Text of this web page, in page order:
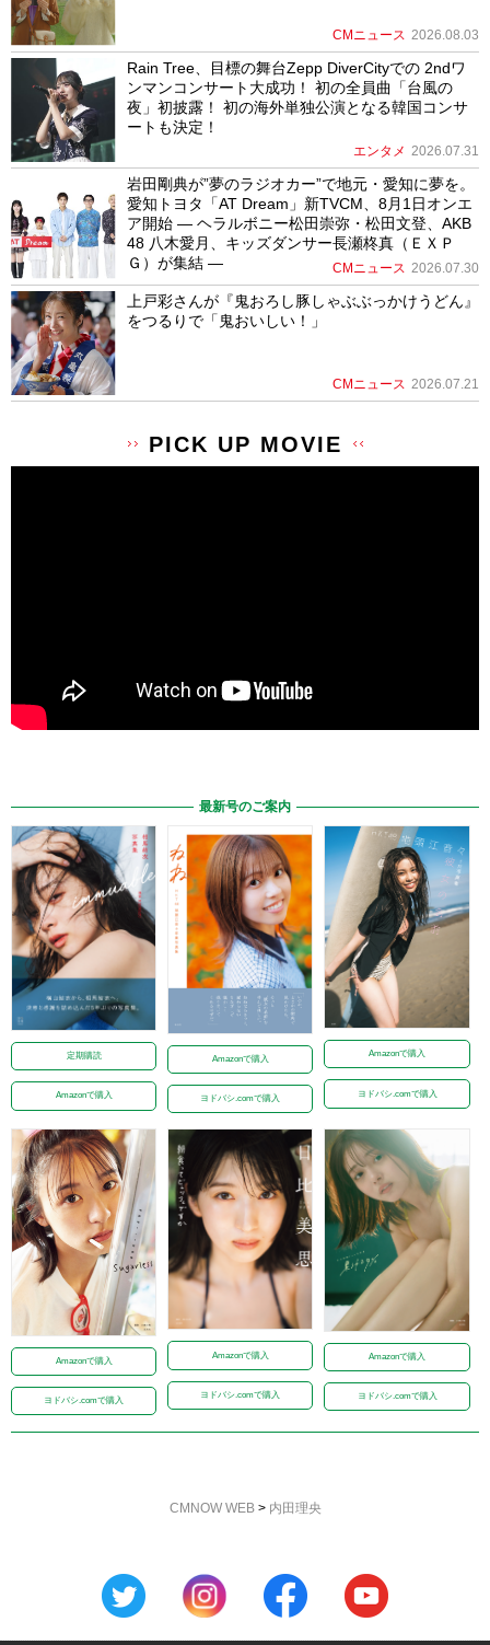
CMニュース 2026.08.03
Rain Tree、目標の舞台Zepp DiverCityでの 2ndワ
ンマンコンサート大成功！ 初の全員曲「台風の
夜」初披露！ 初の海外単独公演となる韓国コンサ
ートも決定！
エンタメ 2026.07.31
岩田剛典が”夢のラジオカー”で地元・愛知に夢を。
愛知トヨタ「AT Dream」新TVCM、8月1日オンエ
ア開始 ― ヘラルボニー松田崇弥・松田文登、AKB
48 八木愛月、キッズダンサー長瀬柊真（ＥＸＰ
Ｇ）が集結 ―
CMニュース 2026.07.30
上戸彩さんが『鬼おろし豚しゃぶぶっかけうどん』
をつるりで「鬼おいしい！」
CMニュース 2026.07.21
PICK UP MOVIE
最新号のご案内
定期購読
Amazonで購入
Amazonで購入
ヨドバシ.comで購入
Amazonで購入
ヨドバシ.comで購入
Amazonで購入
ヨドバシ.comで購入
Amazonで購入
ヨドバシ.comで購入
Amazonで購入
ヨドバシ.comで購入
CMNOW WEB> 内田理央